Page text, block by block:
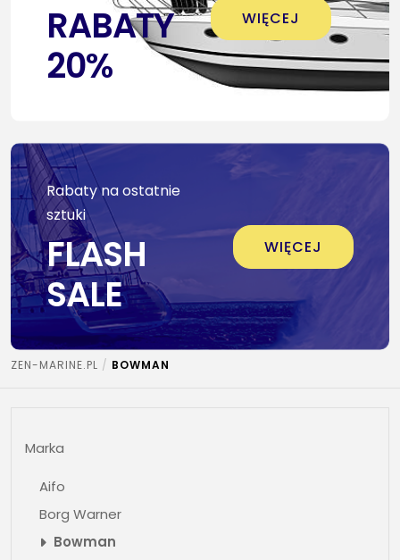
RABATY
20%
WIĘCEJ
Rabaty na ostatnie
sztuki
FLASH
SALE
WIĘCEJ
ZEN-MARINE.PL BOWMAN
Marka
Aifo
Borg Warner
Bowman